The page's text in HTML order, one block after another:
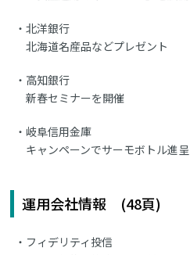
北洋銀行
北海道名産品などプレゼント
高知銀行
新春セミナーを開催
岐阜信用金庫
キャンペーンでサーモボトル進呈
運用会社情報 (48頁)
フィデリティ投信